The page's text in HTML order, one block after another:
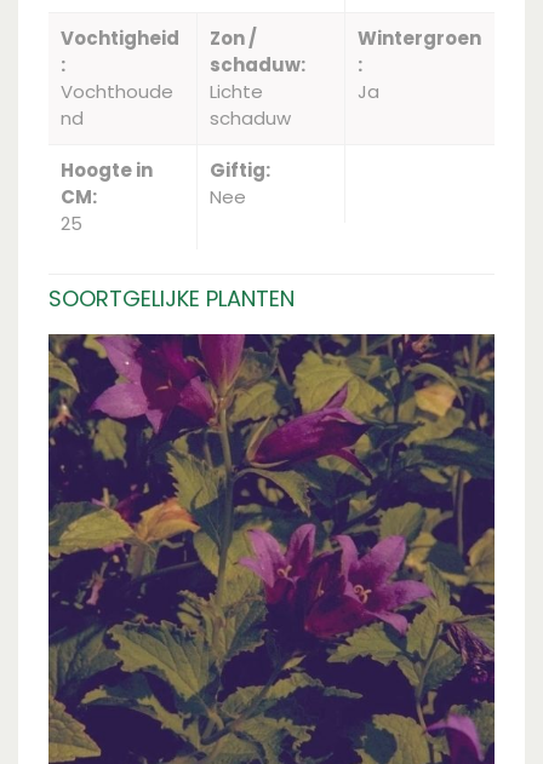
Vochtigheid
:
Vochthoude
nd
Zon /
schaduw:
Lichte
schaduw
Wintergroen
:
Ja
Hoogte in
CM:
25
Giftig:
Nee
SOORTGELIJKE PLANTEN